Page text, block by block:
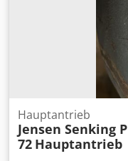
Hauptantrieb
Jensen Senking P
72 Hauptantrieb